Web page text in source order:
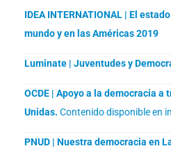
IDEA INTERNATIONAL | El
mundo y en las Américas 2019
Luminate | Juventudes y
OCDE | Apoyo a la democracia a
Unidas. Contenido disponible en
PNUD | Nuestra democracia en